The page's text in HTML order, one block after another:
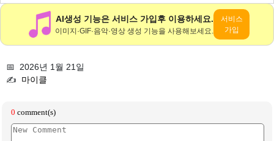
AI생성 기능은 서비스 가입후 이용하세요.
이미지·GIF·음악·영상 생성 기능을 사용해보세요.
서비스
가입
📅 2026년 1월 21일
✍️ 마이클